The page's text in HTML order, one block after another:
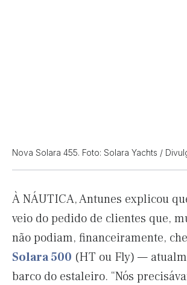
Nova Solara 455. Foto: Solara Yachts /
À NÁUTICA, Antunes explicou
veio do pedido de clientes que,
não podiam, financeiramente,
Solara 500 (HT ou Fly) —
barco do estaleiro. “Nós